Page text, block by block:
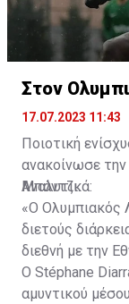
Στον
17.07.2023 11:43
Ποιοτική
ανακοίνωσε
Μπάντζι.
Αναλυτικά:
«Ο Ολυμπιακός
διετούς
διεθνή με την
Ο Stéphane
αμυντικού